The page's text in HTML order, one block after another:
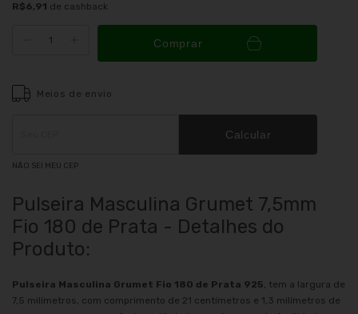
R$6,91 de cashback
Comprar
Meios de envio
ALTERAR CEP
Calcular
NÃO SEI MEU CEP
Pulseira Masculina Grumet 7,5mm
Fio 180 de Prata - Detalhes do
Produto:
Pulseira Masculina Grumet Fio 180 de Prata 925, tem a largura de
7,5 milímetros, com comprimento de 21 centímetros e 1,3 milímetros de